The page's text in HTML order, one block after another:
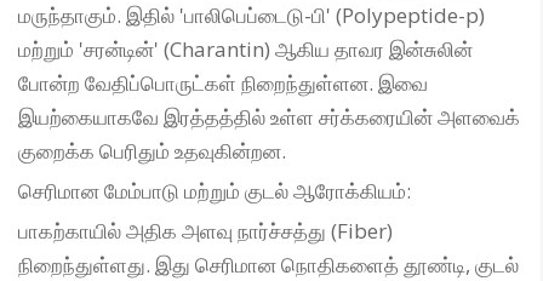
மருந்தாகும். இதில் 'பாலிபெப்டைடு-பி' (Polypeptide-p)
மற்றும் 'சரன்டின்' (Charantin) ஆகிய தாவர இன்சுலின்
போன்ற வேதிப்பொருட்கள் நிறைந்துள்ளன. இவை
இயற்கையாகவே இரத்தத்தில் உள்ள சர்க்கரையின் அளவைக்
குறைக்க பெரிதும் உதவுகின்றன.
செரிமான மேம்பாடு மற்றும் குடல் ஆரோக்கியம்:
பாகற்காயில் அதிக அளவு நார்ச்சத்து (Fiber)
நிறைந்துள்ளது. இது செரிமான நொதிகளைத் தூண்டி, குடல்